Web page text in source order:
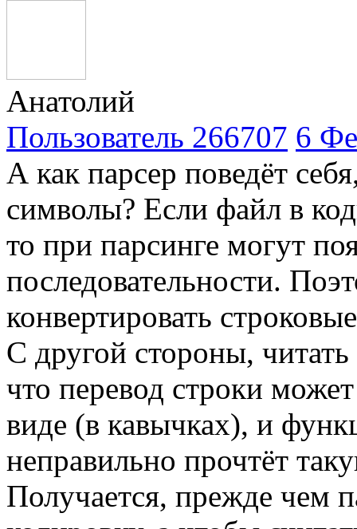
Анатолий
Пользователь 266707 6
А как парсер поведёт
символы? Если файл в
то при парсинге могут
последовательности.
конвертировать
С другой стороны,
что перевод строки
виде (в кавычках), и
неправильно прочтёт
Получается, прежде чем